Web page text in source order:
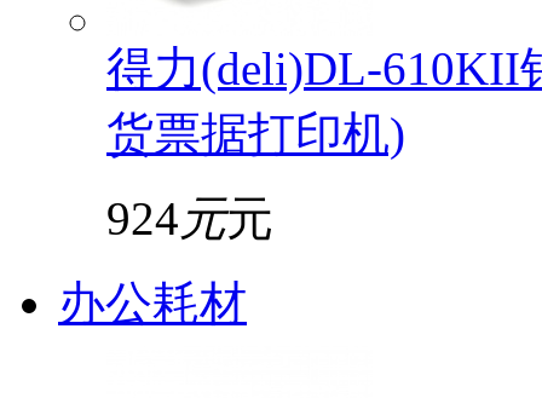
得力(deli)DL-610KII
货票据打印机)
924元元
办公耗材